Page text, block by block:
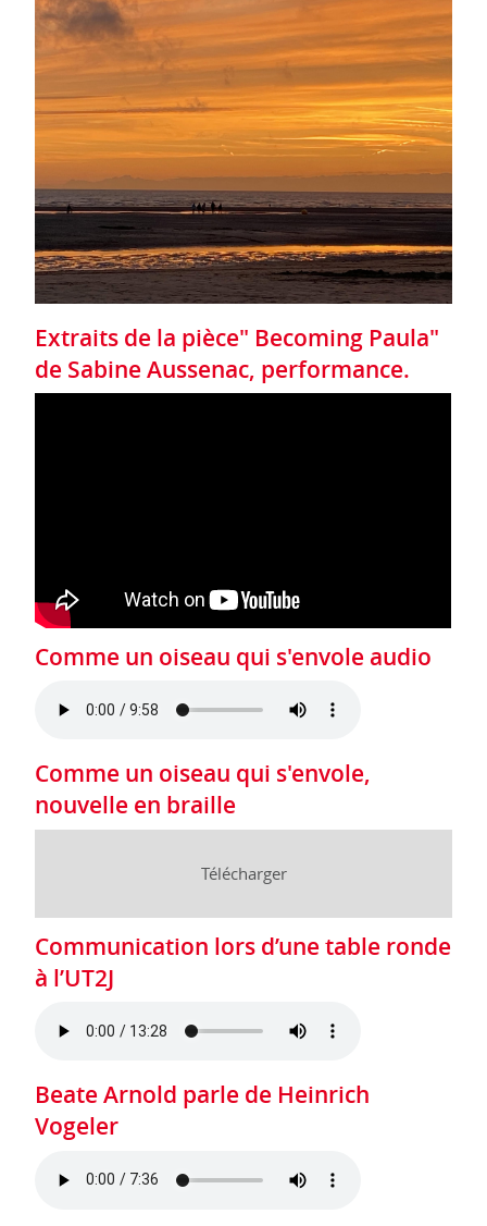
Extraits de la pièce" Becoming Paula"
de Sabine Aussenac, performance.
Comme un oiseau qui s'envole audio
Comme un oiseau qui s'envole,
nouvelle en braille
Télécharger
Communication lors d’une table ronde
à l’UT2J
Beate Arnold parle de Heinrich
Vogeler